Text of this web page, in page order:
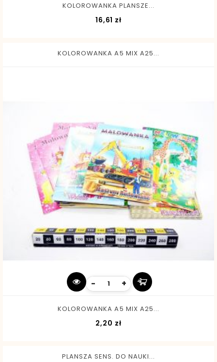
KOLOROWANKA PLANSZE...
16,61 zł
KOLOROWANKA A5 MIX A25...
- +
KOLOROWANKA A5 MIX A25...
2,20 złCena
PLANSZA SENS. DO NAUKI...